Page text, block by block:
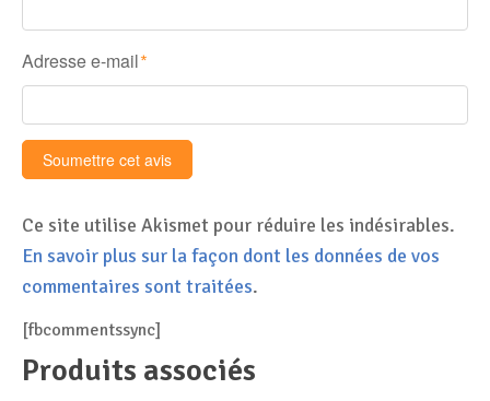
Adresse e-mail *
Ce site utilise Akismet pour réduire les indésirables.
En savoir plus sur la façon dont les données de vos
commentaires sont traitées.
[fbcommentssync]
Produits associés